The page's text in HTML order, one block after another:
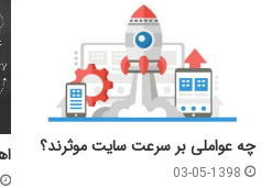
چه عواملی بر سرعت سایت موثرند؟
03-05-1398